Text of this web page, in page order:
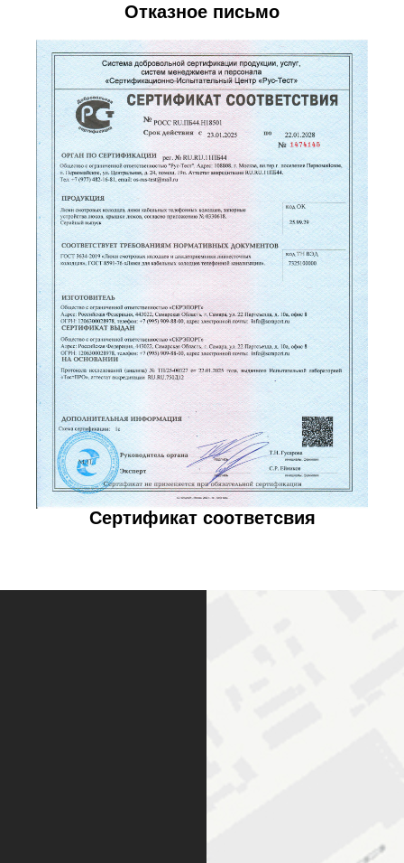
Отказное письмо
Сертификат соответсвия